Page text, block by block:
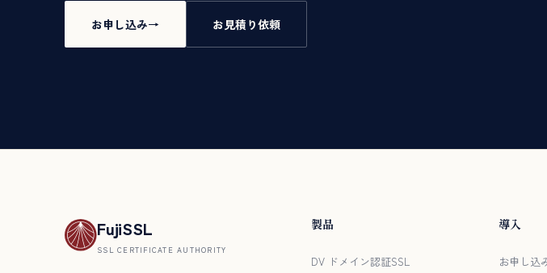
お申し込み お見積り依頼
FujiSSL
SSL CERTIFICATE AUTHORITY
製品
DV ドメイン認証SSL
導入
お申し込